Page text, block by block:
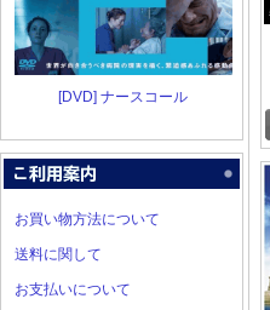
[DVD] ナースコール
お買い物方法について
送料に関して
お支払いについて